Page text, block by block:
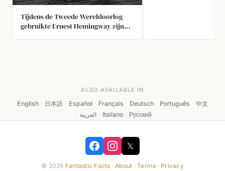
Tijdens de Tweede Wereldoorlog
gebruikte Ernest Hemingway zijn
onbeperkt benzine.ALSO AVAILABLE IN
English · 日本語 · Español · Français · Deutsch · Português · 中文
· العربية · Italiano · Русский
𝕏
© 2026 Fantastic Facts ·About ·Terms · Privacy